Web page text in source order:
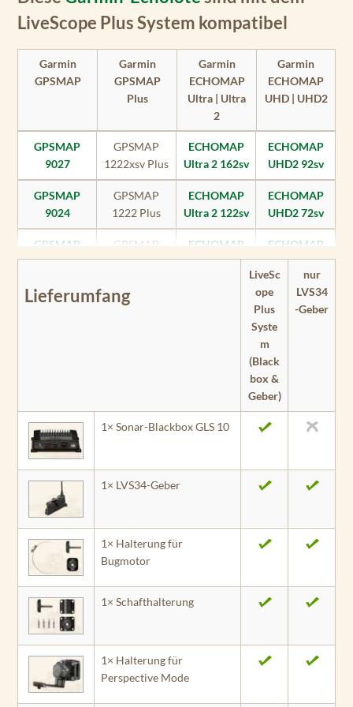
LiveScope Plus System kompatibel
Garmin
GPSMAP
Garmin
GPSMAP
Plus
Garmin
ECHOMAP
Ultra | Ultra
2
Garmin
ECHOMAP
UHD | UHD2
GPSMAP
9027
GPSMAP
1222xsv Plus
ECHOMAP
Ultra 2 162sv
ECHOMAP
UHD2 92sv
GPSMAP
9024
GPSMAP
1222 Plus
ECHOMAP
Ultra 2 122sv
ECHOMAP
UHD2 72sv
GPSMAP
9022
GPSMAP
922xs Plus
ECHOMAP
Ultra 2 102sv
ECHOMAP
UHD2 72cv
GPSMAP
GPSMAP
ECHOMAP
UHD2 62sv
ECHOMAP
UHD 92sv
9017
722 Plus
ECHOMAP
UHD 72sv
GPSMAP
9013xsv
GPSMAP
9013
GPSMAP
9010xsv
GPSMAP
9010
GPSMAP
8424
GPSMAP
8422
Lieferumfang
LiveSc
ope
Plus
Syste
m
(Black
box &
Geber)
nur
LVS34
-Geber
1× Sonar-Blackbox GLS 10
1× LVS34-Geber
1× Halterung für
Bugmotor
1× Schafthalterung
1× Halterung für
Perspective Mode